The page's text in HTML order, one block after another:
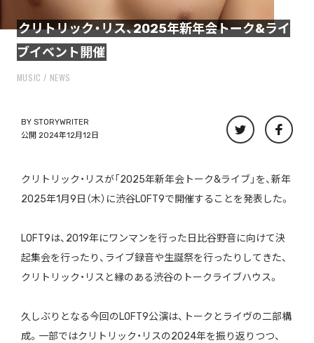
クリトリック・リス、2025年新年会トーク&ライ
ブイベント開催
MUSIC NEWS
BY STORYWRITER
公開 2024年12月12日
クリトリック・リスが「2025年新年会トーク&ライブ」を、新年
2025年1月9日（木）に渋谷LOFT9で開催することを発表した。
LOFT9は、2019年にワンマンを行った日比谷野音に向けて決
起集会を行ったり、ライブ録音や生誕祭を行ったりしてきた、
クリトリック・リスと縁のある渋谷のトークライブハウス。
久しぶりとなる今回のLOFT9公演は、トークとライヴの二部構
成。一部ではクリトリック・リスの2024年を振り返りつつ、